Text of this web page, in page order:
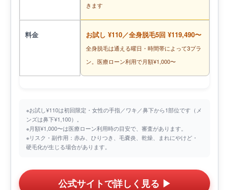
きます
料金 お試し ¥110／全身脱毛5回 ¥119,490〜
全身脱毛は通える曜日・時間帯によって3プラ
ン。医療ローン利用で月額¥1,000〜
※お試し¥110は初回限定・女性の手指／ワキ／鼻下から1部位です（メ
ンズは鼻下¥1,100）。
※月額¥1,000〜は医療ローン利用時の目安で、審査があります。
※リスク・副作用：赤み、ひりつき、毛嚢炎、乾燥、まれにやけど・
硬毛化が生じる場合があります。
公式サイトで詳しく見る ▶︎